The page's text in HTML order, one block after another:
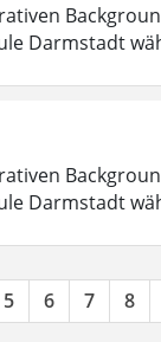
Darmstadt
Darmstadt
5 6 7 8